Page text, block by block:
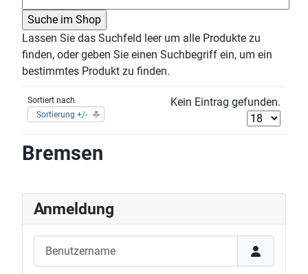
Lassen Sie das Suchfeld leer um alle Produkte zu
finden, oder geben Sie einen Suchbegriff ein, um ein
bestimmtes Produkt zu finden.
Sortiert nach
Sortierung +/-
Kein Eintrag gefunden.
Bremsen
Anmeldung